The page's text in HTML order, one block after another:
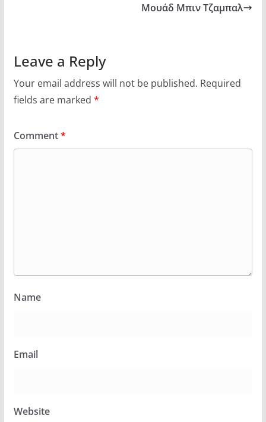
Μουάδ Μπιν Τζαμπαλ
Leave a Reply
Your email address will not be published. Required
fields are marked *
Comment*
Name
Email
Website